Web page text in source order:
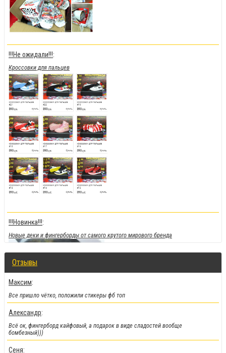
!!!Не ожидали!!!:
Кроссовки для пальцев
!!!Новинка!!!:
Новые деки и фингерборды от самого крутого мирового бренда
Отзывы
Максим:
Все пришло чётко, положили стикеры фб топ
Александр:
Всё ок, фингерборд кайфовый, а подарок в виде сладостей вообще
бомбезный)))
Сеня: